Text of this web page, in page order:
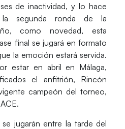
de inactividad, y lo hace
la segunda ronda de la
como novedad, esta
final se jugará enformato
la emoción estará servida.
estar en abril en Málaga,
el anfitrión, Rincón
campeón del torneo,
jugarán entre la tarde del